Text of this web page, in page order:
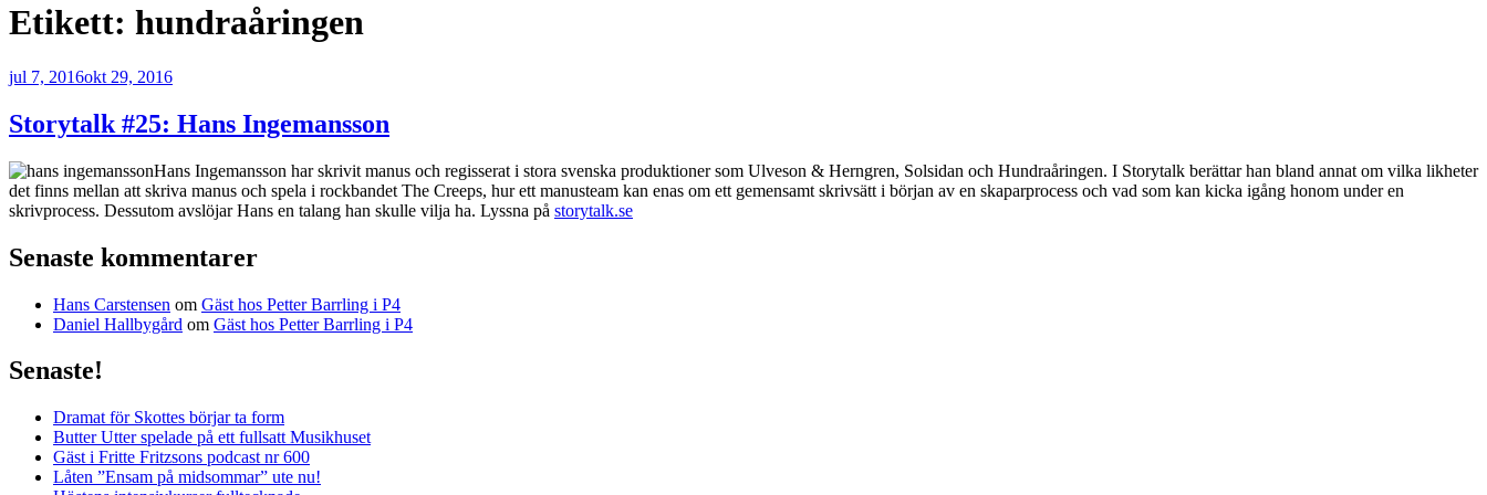
Etikett: hundraåringen
Publicerat
jul 7, 2016okt 29, 2016
Storytalk #25: Hans Ingemansson
Hans Ingemansson har skrivit manus och regisserat i stora svenska produktioner som Ulveson & Herngren, Solsidan och Hundraåringen. I Storytalk berättar han bland annat om vilka likheter
det finns mellan att skriva manus och spela i rockbandet The Creeps, hur ett manusteam kan enas om ett gemensamt skrivsätt i början av en skaparprocess och vad som kan kicka igång honom under en
skrivprocess. Dessutom avslöjar Hans en talang han skulle vilja ha. Lyssna på storytalk.se
Senaste kommentarer
Hans Carstensen om Gäst hos Petter Barrling i P4
Daniel Hallbygård om Gäst hos Petter Barrling i P4
Senaste!
Dramat för Skottes börjar ta form
Butter Utter spelade på ett fullsatt Musikhuset
Gäst i Fritte Fritzsons podcast nr 600
Låten ”Ensam på midsommar” ute nu!